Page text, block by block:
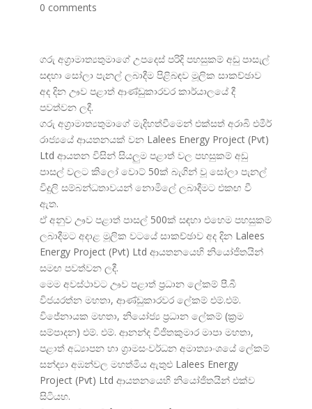
0 comments
ගරු අග්රාමාත්යතුමාගේ උපදෙස් පරිදි පහසුකම් අඩු පාසැල්
සඳහා සෝලා පැනල් ලබාදීම පිළිබඳව මූලික සාකච්ඡාව
අද දින ඌව පළාත් ආණ්ඩුකාරවර කාර්යාලයේ දී
පවත්වන ලදී.
ගරු අග්රාමාත්යතුමාගේ මැදිහත්වීමෙන් එක්සත් අරාබි එමීර්
රාජ්යයේ ආයතනයක් වන Lalees Energy Project (Pvt)
Ltd ආයතන විසින් සියලුම පළාත් වල පහසුකම් අඩු
පාසල් වලට කිලෝ වොට් 50ක් බැගින් වූ සෝලා පැනල්
විදුලි සම්බන්ධතාවයන් නොමිලේ ලබාදීමට එකඟ වී
ඇත.
ඒ අනුව ඌව පළාත් පාසල් 500ක් සඳහා එහෙම පහසුකම්
ලබාදීමට අදාළ මූලික වටයේ සාකච්ඡාව අද දින Lalees
Energy Project (Pvt) Ltd ආයතනයෙහි නියෝජිතයින්
සමඟ පවත්වන ලදී.
මෙම අවස්ථාවට ඌව පළාත් ප්රධාන ලේකම් පී.බී
විජයරත්න මහතා, ආණ්ඩුකාරවර ලේකම් එම්.එම්.
විජේනායක මහතා, නියෝජ්ය ප්රධාන ලේකම් (ක්රම
සම්පාදන) එම්. එම්. ආනන්ද විජිතකුමාර මාපා මහතා,
පළාත් අධ්යාපන හා ග්රාමසංවර්ධන අමාත්යාංශයේ ලේකම්
සන්ද් යා අඹන්වල මහත්මිය ඇතුළු Lalees Energy
Project (Pvt) Ltd ආයතනයෙහි නියෝජිතයින් එක්ව
සිටියහ.